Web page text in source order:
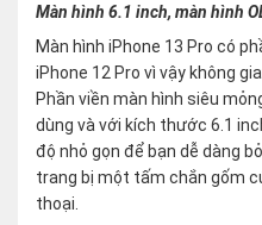
Màn hình 6.1 inch, màn hình
Màn hình iPhone 13 Pro có
iPhone 12 Pro vì vậy không
Phần viền màn hình siêu
dùng và với kích thước 6.1
độ nhỏ gọn để bạn dễ dàng
trang bị một tấm chắn gốm
thoại.